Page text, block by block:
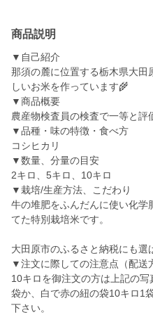
商品説明
▼自己紹介
那須の麓に位置する栃木県大
しいお米を作っています🌾
▼商品概要
農産物検査員の検査で一等と評
▼品種・味の特徴・食べ方
コシヒカリ
▼数量、分量の目安
2キロ、5キロ、10キロ
▼栽培/生産方法、こだわり
牛の堆肥をふんだんに使い化
てた特別栽培米です。
大田原市のふるさと納税にも選
▼注文に際しての注意点（配送
10キロを御注文の方は上記の
袋か、白で赤の紐の袋10キロ1
下さい。